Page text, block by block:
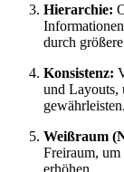
Hierarchie:
durch
Konsistenz:
und Layouts,
gewährleisten.
Weißraum
Freiraum,
erhöhen.